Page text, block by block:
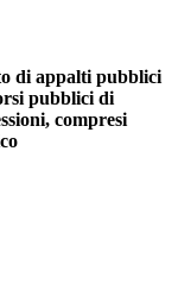
di appalti pubblici
pubblici di
compresi